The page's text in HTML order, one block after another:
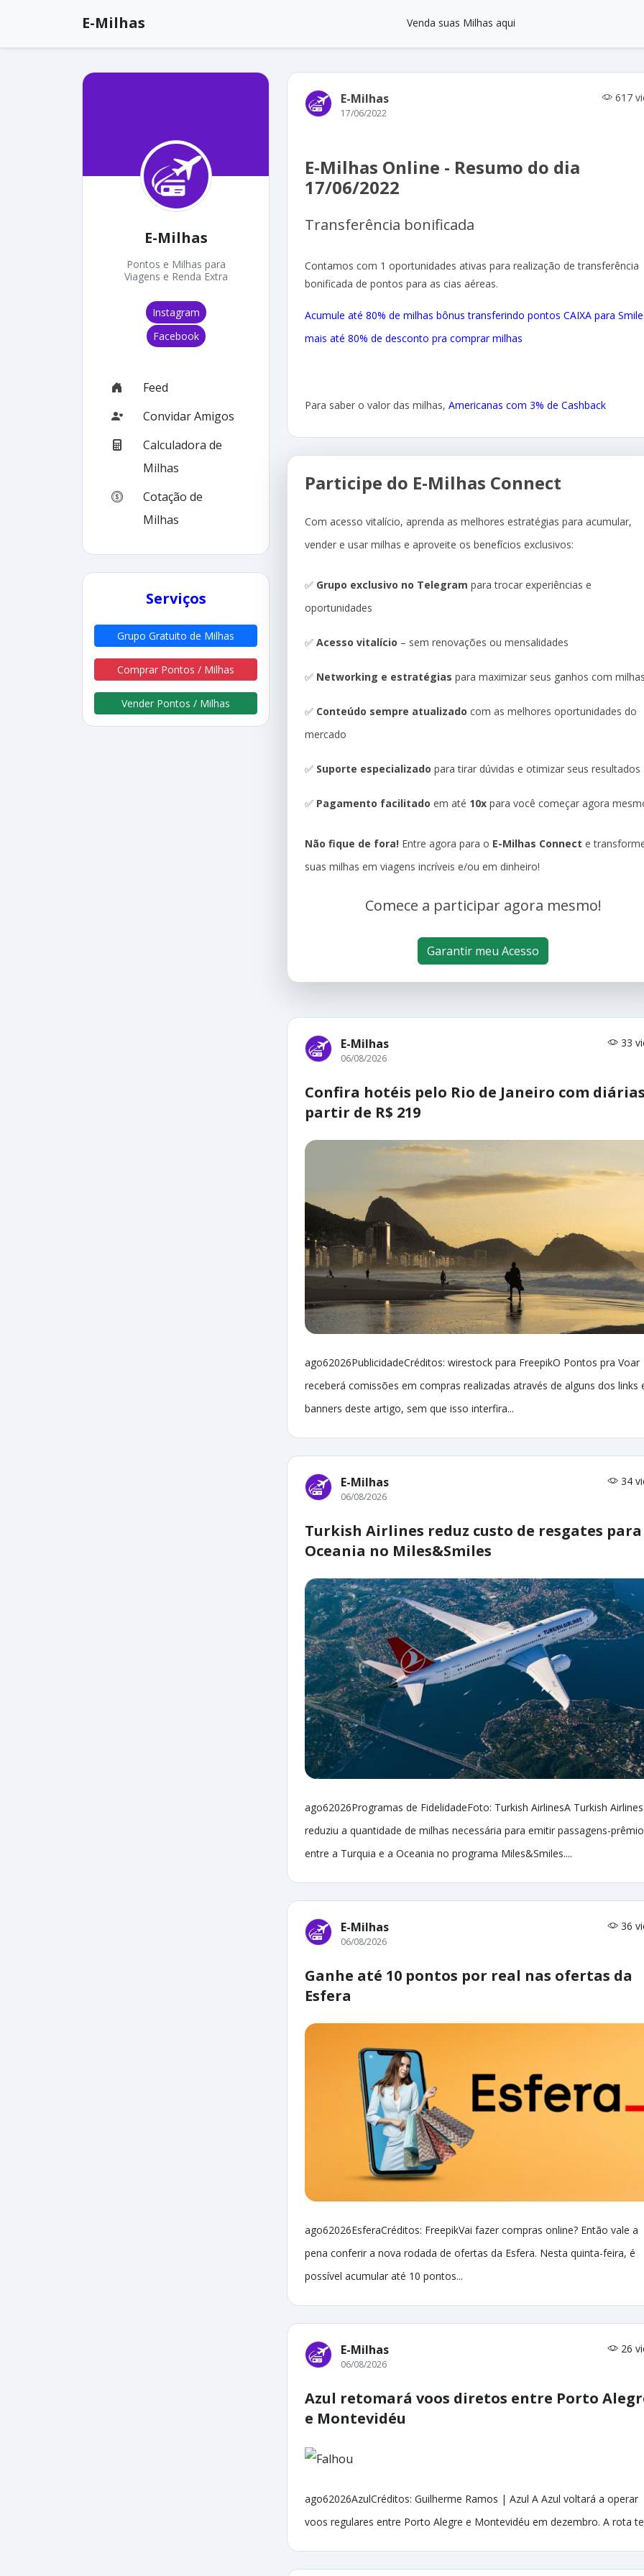
E-Milhas Venda suas Milhas aqui
E-Milhas
Pontos e Milhas para
Viagens e Renda Extra
Instagram
Facebook
Feed
Convidar Amigos
Calculadora de
Milhas
Cotação de
Milhas
Serviços
Grupo Gratuito de Milhas
Comprar Pontos / Milhas
Vender Pontos / Milhas
E-Milhas 617
17/06/2022
E-Milhas Online - Resumo do dia
17/06/2022
Transferência bonificada
Contamos com 1 oportunidades ativas para realização de transferência
bonificada de pontos para as cias aéreas.
Acumule até 80% de milhas bônus transferindo pontos CAIXA para
mais até 80% de desconto pra comprar milhas
Para saber o valor das milhas, Americanas com 3% de Cashback
Participe do E-Milhas Connect
Com acesso vitalício, aprenda as melhores estratégias para acumular,
vender e usar milhas e aproveite os benefícios exclusivos:
✅ Grupo exclusivo no Telegram para trocar experiências e
oportunidades
✅ Acesso vitalício – sem renovações ou mensalidades
✅ Networking e estratégias para maximizar seus ganhos com
✅ Conteúdo sempre atualizado com as melhores oportunidades do
mercado
✅ Suporte especializado para tirar dúvidas e otimizar seus resultados
✅ Pagamento facilitado em até 10x para você começar agora
Não fique de fora! Entre agora para o E-Milhas Connect e
suas milhas em viagens incríveis e/ou em dinheiro!
Comece a participar agora mesmo!
Garantir meu Acesso
E-Milhas 33
06/08/2026
Confira hotéis pelo Rio de Janeiro com
partir de R$ 219
ago62026PublicidadeCréditos: wirestock para FreepikO Pontos pra Voar
receberá comissões em compras realizadas através de alguns dos links
banners deste artigo, sem que isso interfira...
E-Milhas 34
06/08/2026
Turkish Airlines reduz custo de resgates
Oceania no Miles&Smiles
ago62026Programas de FidelidadeFoto: Turkish AirlinesA Turkish Airlines
reduziu a quantidade de milhas necessária para emitir passagens-prêmio
entre a Turquia e a Oceania no programa Miles&Smiles....
E-Milhas 36
06/08/2026
Ganhe até 10 pontos por real nas ofertas da
Esfera
ago62026EsferaCréditos: FreepikVai fazer compras online? Então vale a
pena conferir a nova rodada de ofertas da Esfera. Nesta quinta-feira, é
possível acumular até 10 pontos...
E-Milhas 26
06/08/2026
Azul retomará voos diretos entre Porto
e Montevidéu
ago62026AzulCréditos: Guilherme Ramos | Azul A Azul voltará a operar
voos regulares entre Porto Alegre e Montevidéu em dezembro. A rota